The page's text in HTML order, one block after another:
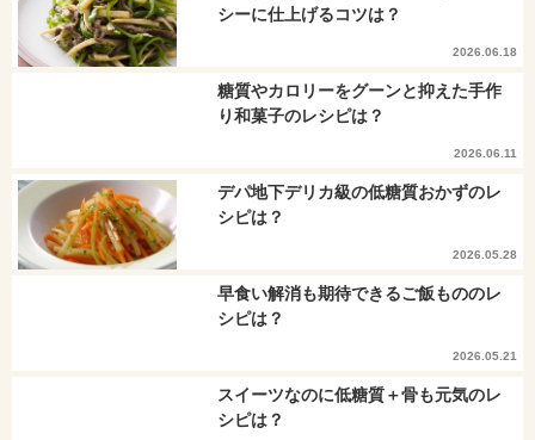
シーに仕上げるコツは？
2026.06.18
糖質やカロリーをグーンと抑えた手作
り和菓子のレシピは？
2026.06.11
デパ地下デリカ級の低糖質おかずのレ
シピは？
2026.05.28
早食い解消も期待できるご飯もののレ
シピは？
2026.05.21
スイーツなのに低糖質＋骨も元気のレ
シピは？